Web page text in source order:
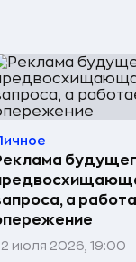
а
июля 2026, 19:00